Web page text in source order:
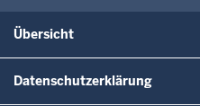
Übersicht
Datenschutzerklärung